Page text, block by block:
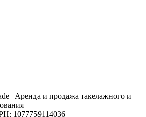
| Аренда и продажа такелажного и
1077759114036